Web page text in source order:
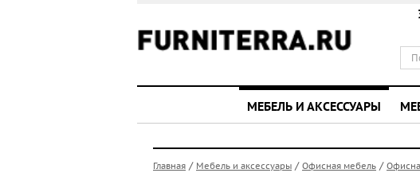
МЕБЕЛЬ И АКСЕССУАРЫ
Главная / Мебель и аксессуары / Офисная мебель /